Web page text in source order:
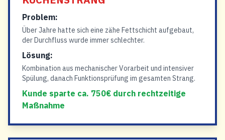
Problem:
Über Jahre hatte sich eine zähe Fettschicht aufgebaut,
der Durchfluss wurde immer schlechter.
Lösung:
Kombination aus mechanischer Vorarbeit und intensiver
Spülung, danach Funktionsprüfung im gesamten Strang.
Kunde sparte ca. 750€ durch rechtzeitige
Maßnahme